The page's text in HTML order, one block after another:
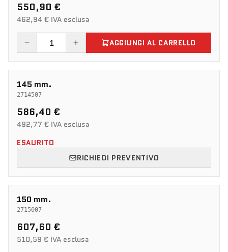
550,90 €
462,94 € IVA esclusa
AGGIUNGI AL CARRELLO
145 mm.
2714507
586,40 €
492,77 € IVA esclusa
ESAURITO
RICHIEDI PREVENTIVO
150 mm.
2715007
607,60 €
510,59 € IVA esclusa